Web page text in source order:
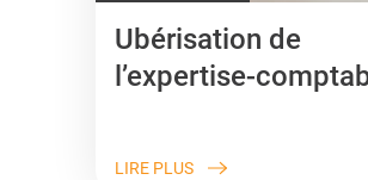
Ubérisation de
l’expertise-
LIRE PLUS